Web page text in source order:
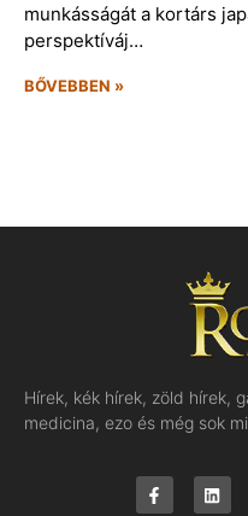
munkásságát a kortárs
perspektíváj…
BŐVEBBEN »
Hírek, kék hírek, zöld hírek,
medicina, ezo és még sok